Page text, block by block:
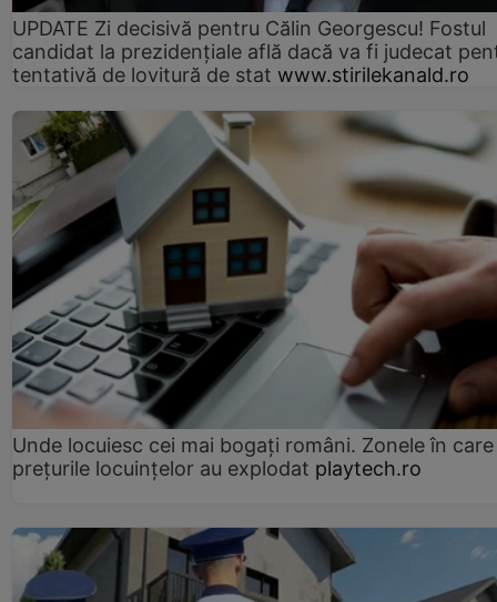
UPDATE Zi decisivă pentru Călin Georgescu! Fostul
candidat la prezidențiale află dacă va fi judecat
tentativă de lovitură de stat www.stirilekanald.ro
Unde locuiesc cei mai bogați români. Zonele în care
prețurile locuințelor au explodat playtech.ro